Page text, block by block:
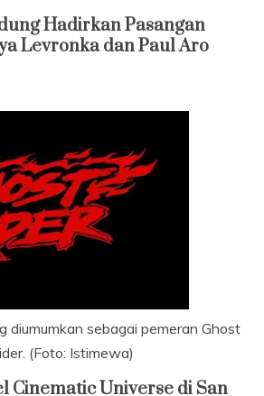
Hadirkan Pasangan
Levronka dan Paul Aro
diumumkan sebagai pemeran Ghost
(Foto: Istimewa)
Cinematic Universe di San